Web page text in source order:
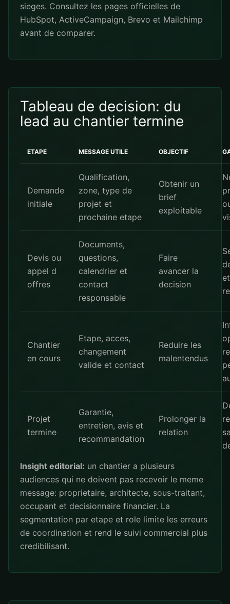
sieges. Consultez les pages officielles de
HubSpot, ActiveCampaign, Brevo et Mailchimp
avant de comparer.
Tableau de decision: du
lead au chantier termine
ETAPE MESSAGE UTILE OBJECTIF
Demande
initiale
Qualification,
zone, type de
projet et
prochaine etape
Obtenir un
brief
exploitable
Devis ou
appel d
offres
Documents,
questions,
calendrier et
contact
responsable
Faire
avancer la
decision
Chantier
en cours
Etape, acces,
changement
valide et contact
Reduire les
malentendus
Projet
termine
Garantie,
entretien, avis et
recommandation
Prolonger la
relation
Insight editorial: un chantier a plusieurs
audiences qui ne doivent pas recevoir le meme
message: proprietaire, architecte, sous-traitant,
occupant et decisionnaire financier. La
segmentation par etape et role limite les erreurs
de coordination et rend le suivi commercial plus
credibilisant.